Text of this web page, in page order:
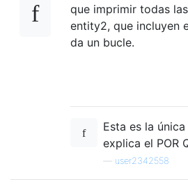
que imprimir todas
entity2, que incluyen
da un bucle.
Esta es la
explica el POR
user2342558